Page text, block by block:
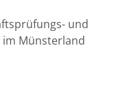
und
Münsterland